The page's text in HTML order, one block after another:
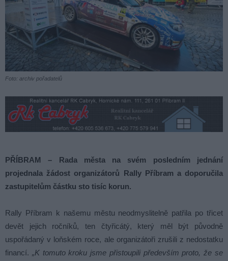
Foto: archiv pořadatelů
PŘÍBRAM – Rada města na svém posledním jednání
projednala žádost organizátorů Rally Příbram a doporučila
zastupitelům částku sto tisíc korun.
Rally Příbram k našemu městu neodmyslitelně patřila po třicet
devět jejich ročníků, ten čtyřicátý, který měl být původně
uspořádaný v loňském roce, ale organizátoři zrušili z nedostatku
financí. „K tomuto kroku jsme přistoupili především proto, že se